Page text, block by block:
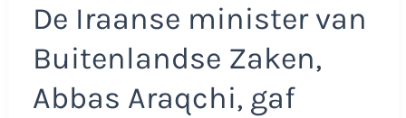
De Iraanse minister van
Buitenlandse Zaken,
Abbas Araqchi, gaf